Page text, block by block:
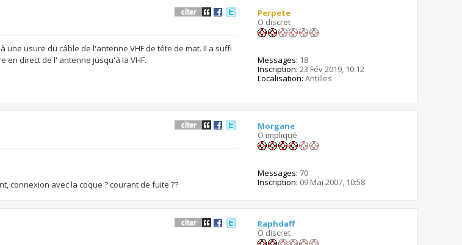
usure du câble de l'antenne VHF de tête de mat. Il a suffi
direct de l' antenne jusqu'à la VHF.
Perpete
O discret
Messages: 18
Inscription: 23 Fév 2019, 10:12
Localisation: Antilles
connexion avec la coque ? courant de fuite ??
Morgane
O impliqué
Messages: 70
Inscription: 09 Mai 2007, 10:58
Raphdaff
O discret